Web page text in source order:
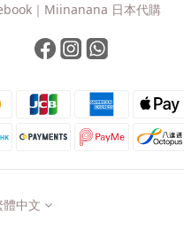
｜ Miinanana 日本代購
體中文